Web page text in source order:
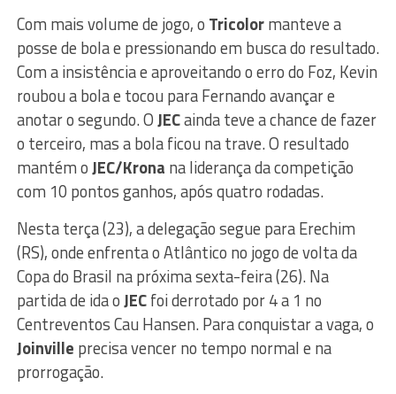
Com mais volume de jogo, o Tricolormanteve a
posse de bola e pressionando em busca do resultado.
Com a insistência e aproveitando o erro do Foz, Kevin
roubou a bola e tocou para Fernando avançar e
anotar o segundo. OJECainda teve a chance de fazer
o terceiro, mas a bola ficou na trave. O resultado
mantém oJEC/Krona na liderança da competição
com 10 pontos ganhos, após quatro rodadas.
Nesta terça (23), a delegação segue para Erechim
(RS), onde enfrenta o Atlântico no jogo de volta da
Copa do Brasil na próxima sexta-feira (26). Na
partida de ida oJECfoi derrotado por 4 a 1 no
Centreventos Cau Hansen. Para conquistar a vaga, o
Joinville precisa vencer no tempo normal e na
prorrogação.